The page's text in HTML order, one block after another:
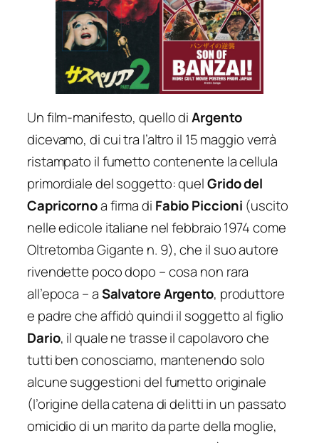
Un film-manifesto, quello diArgento
dicevamo, di cui tra l’altro il 15 maggio verrà
ristampato il fumetto contenente la cellula
primordiale del soggetto: quelGrido del
Capricornoa firma di Fabio Piccioni (uscito
nelle edicole italiane nel febbraio 1974 come
Oltretomba Gigante n. 9), che il suo autore
rivendette poco dopo – cosa non rara
all’epoca – aSalvatore Argento, produttore
e padre che affidò quindi il soggetto al figlio
Dario, il quale ne trasse il capolavoro che
tutti ben conosciamo, mantenendo solo
alcune suggestioni del fumetto originale
(l’origine della catena di delitti in un passato
omicidio di un marito da parte della moglie,